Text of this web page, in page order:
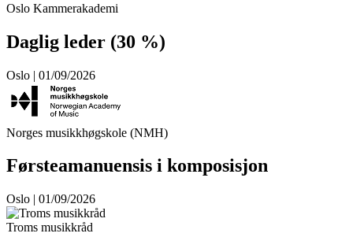
Oslo Kammerakademi
Daglig leder (30 %)
Oslo | 01/09/2026
Norges musikkhøgskole (NMH)
Førsteamanuensis i komposisjon
Oslo | 01/09/2026
Troms musikkråd